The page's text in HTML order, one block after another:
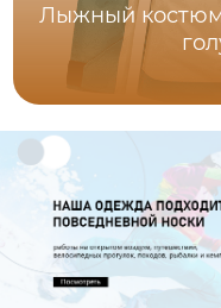
Лыжный костюм